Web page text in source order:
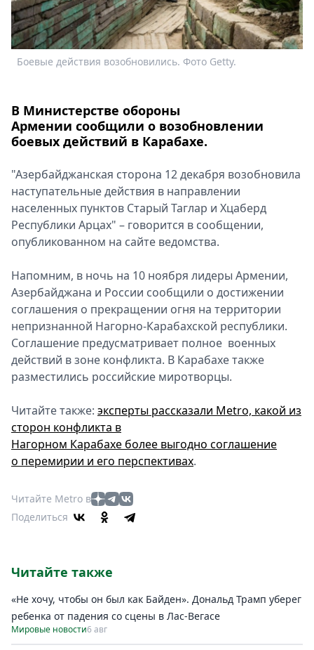
Спецпроекты
Звезды
Выборы
2026
Боевые действия возобновились. Фото Getty.
В Министерстве обороны
Армении сообщили о возобновлении
боевых действий в Карабахе.
"Азербайджанская сторона 12 декабря возобновила
наступательные действия в направлении
населенных пунктов Старый Таглар и Хцаберд
Республики Арцах" – говорится в сообщении,
опубликованном на сайте ведомства.
Напомним, в ночь на 10 ноября лидеры Армении,
Азербайджана и России сообщили о достижении
соглашения о прекращении огня на территории
непризнанной Нагорно-Карабахской республики.
Соглашение предусматривает полное военных
действий в зоне конфликта. В Карабахе также
разместились российские миротворцы.
Читайте также: эксперты рассказали Metro, какой из
сторон конфликта в
Нагорном Карабахе более выгодно соглашение
о перемирии и его перспективах.
Читайте Metro в
Поделиться
Читайте также
«Не хочу, чтобы он был как Байден». Дональд Трамп уберег
ребенка от падения со сцены в Лас-Вегасе
Мировые новости6 авг